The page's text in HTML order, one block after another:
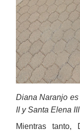
Diana Naranjo
II y Santa Elena III
Mientras tanto,